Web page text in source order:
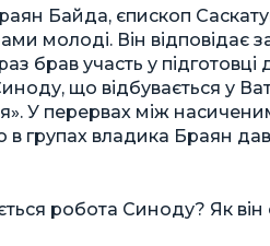
Байда, єпископ
молоді. Він
брав участь у підготовці
що відбувається у
У перервах між
в групах владика Браян
робота Синоду? Як він